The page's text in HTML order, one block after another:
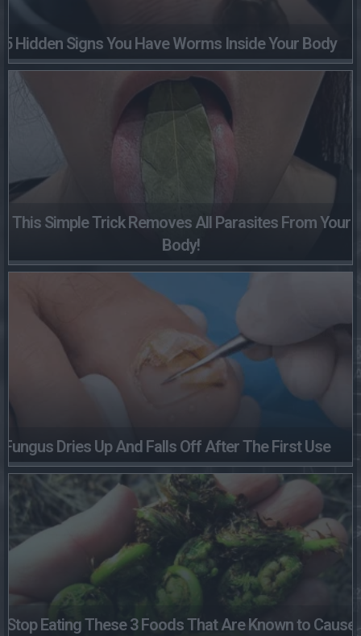
5 Hidden Signs You Have Worms Inside Your Body
This Simple Trick Removes All Parasites From Your
Body!
Fungus Dries Up And Falls Off After The First Use
Stop Eating These 3 Foods That Are Known to Cause